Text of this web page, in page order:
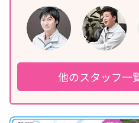
他のスタッフ一